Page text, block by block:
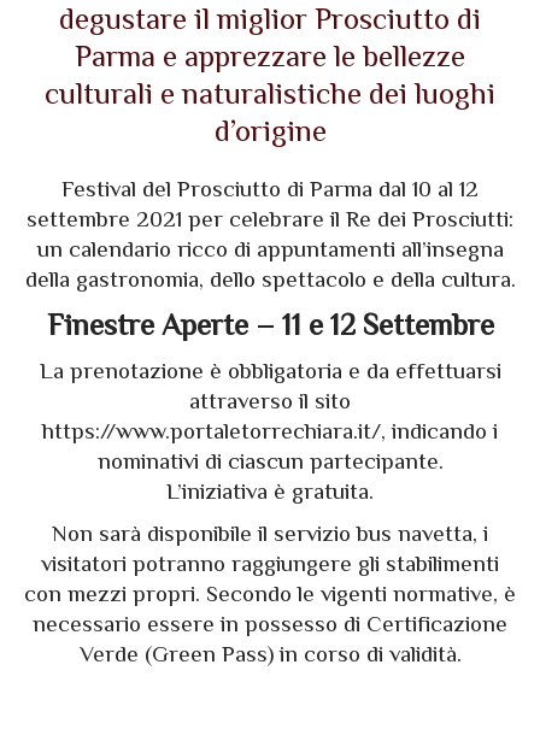
degustare il miglior Prosciutto di
Parma e apprezzare le bellezze
culturali e naturalistiche dei luoghi
d’origine
Festival del Prosciutto di Parma dal 10 al 12
settembre 2021 per celebrare il Re dei Prosciutti:
un calendario ricco di appuntamenti all’insegna
della gastronomia, dello spettacolo e della cultura.
Finestre Aperte – 11 e 12 Settembre
La prenotazione è obbligatoria e da effettuarsi
attraverso il sito
https://www.portaletorrechiara.it/, indicando i
nominativi di ciascun partecipante.
L’iniziativa è gratuita.
Non sarà disponibile il servizio bus navetta, i
visitatori potranno raggiungere gli stabilimenti
con mezzi propri. Secondo le vigenti normative, è
necessario essere in possesso di Certificazione
Verde (Green Pass) in corso di validità.